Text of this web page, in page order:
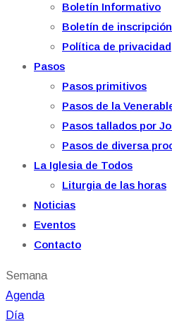
Boletín Informativo
Boletín de inscripción
Política de privacidad
Pasos
Pasos primitivos
Pasos de la
Pasos tallados por
Pasos de diversa
La Iglesia de Todos
Liturgia de las horas
Noticias
Eventos
Contacto
Semana
Agenda
Día